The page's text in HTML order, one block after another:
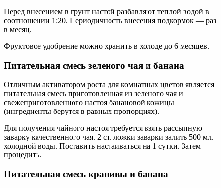
Перед внесением в грунт настой разбавляют теплой водой в
соотношении 1:20. Периодичность внесения подкормок — раз
в месяц.
Фруктовое удобрение можно хранить в холоде до 6 месяцев.
Питательная смесь зеленого чая и банана
Отличным активатором роста для комнатных цветов является
питательная смесь приготовленная из зеленого чая и
свежеприготовленного настоя банановой кожицы
(ингредиенты берутся в равных пропорциях).
Для получения чайного настоя требуется взять рассыпную
заварку качественного чая. 2 ст. ложки заварки залить 500 мл.
холодной воды. Поставить настаиваться на 1 сутки. Затем —
процедить.
Питательная смесь крапивы и банана